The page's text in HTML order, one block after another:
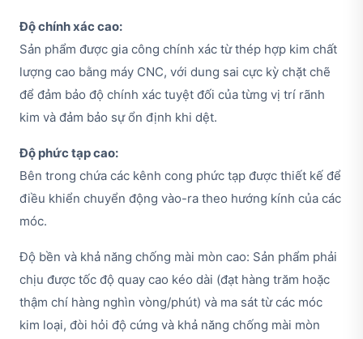
Độ chính xác cao:
Sản phẩm được gia công chính xác từ thép hợp kim chất
lượng cao bằng máy CNC, với dung sai cực kỳ chặt chẽ
để đảm bảo độ chính xác tuyệt đối của từng vị trí rãnh
kim và đảm bảo sự ổn định khi dệt.
Độ phức tạp cao:
Bên trong chứa các kênh cong phức tạp được thiết kế để
điều khiển chuyển động vào-ra theo hướng kính của các
móc.
Độ bền và khả năng chống mài mòn cao: Sản phẩm phải
chịu được tốc độ quay cao kéo dài (đạt hàng trăm hoặc
thậm chí hàng nghìn vòng/phút) và ma sát từ các móc
kim loại, đòi hỏi độ cứng và khả năng chống mài mòn